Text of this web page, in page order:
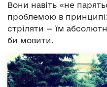
Вони навіть «не
проблемою в
стріляти — їм
би мовити.